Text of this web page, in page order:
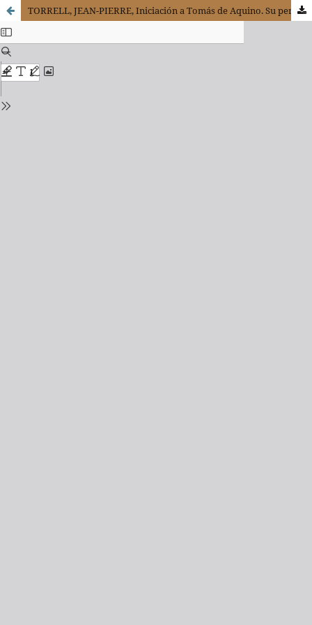
TORRELL, JEAN-PIERRE, Iniciación a Tomás de Aquino. Su persona y su obra